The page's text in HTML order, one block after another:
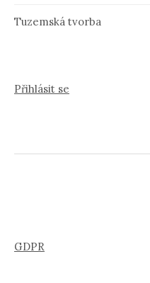
Tuzemská tvorba
Přihlásit se
GDPR